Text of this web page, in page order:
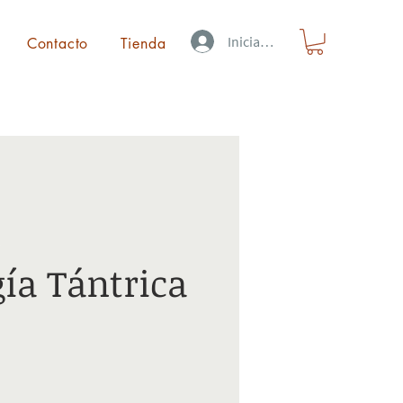
Iniciar sesión
Contacto Tienda
Tántrica